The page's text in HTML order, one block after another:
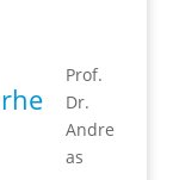
Prof.
Dr.
Andre
as